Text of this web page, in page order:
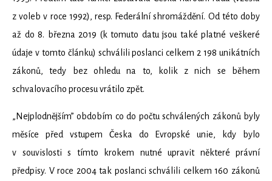
z voleb v roce 1992), resp. Federální shromáždění. Od této doby
až do 8. března 2019 (k tomuto datu jsou také platné veškeré
údaje v tomto článku) schválili poslanci celkem 2 198 unikátních
zákonů, tedy bez ohledu na to, kolik z nich se během
schvalovacího procesu vrátilo zpět.
„Nejplodnějším” obdobím co do počtu schválených zákonů byly
měsíce před vstupem Česka do Evropské unie, kdy bylo
v souvislosti s tímto krokem nutné upravit některé právní
předpisy. V roce 2004 tak poslanci schválili celkem 160 zákonů